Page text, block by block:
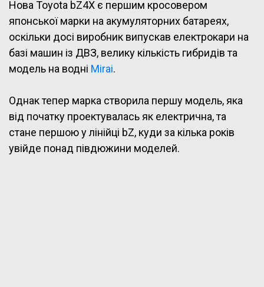
Нова Toyota bZ4X є першим кросовером
японської марки на акумуляторних батареях,
оскільки досі виробник випускав електрокари на
базі машин із ДВЗ, велику кількість гибридів та
модель на водні Mirai.
Однак тепер марка створила першу модель, яка
від початку проектувалась як електрична, та
стане першою у лінійці bZ, куди за кілька років
увійде понад півдюжини моделей.